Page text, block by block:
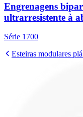
Engrenagens
ultrarresistente à
Série 1700
Esteiras modulares